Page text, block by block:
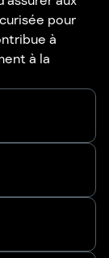
pour
à
à la